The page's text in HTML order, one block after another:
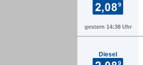
gestern 14:38 Uhr
Diesel